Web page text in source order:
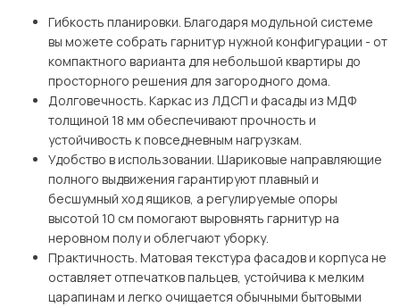
Гибкость планировки. Благодаря модульной системе
вы можете собрать гарнитур нужной конфигурации - от
компактного варианта для небольшой квартиры до
просторного решения для загородного дома.
Долговечность. Каркас из ЛДСП и фасады из МДФ
толщиной 18 мм обеспечивают прочность и
устойчивость к повседневным нагрузкам.
Удобство в использовании. Шариковые направляющие
полного выдвижения гарантируют плавный и
бесшумный ход ящиков, а регулируемые опоры
высотой 10 см помогают выровнять гарнитур на
неровном полу и облегчают уборку.
Практичность. Матовая текстура фасадов и корпуса не
оставляет отпечатков пальцев, устойчива к мелким
царапинам и легко очищается обычными бытовыми